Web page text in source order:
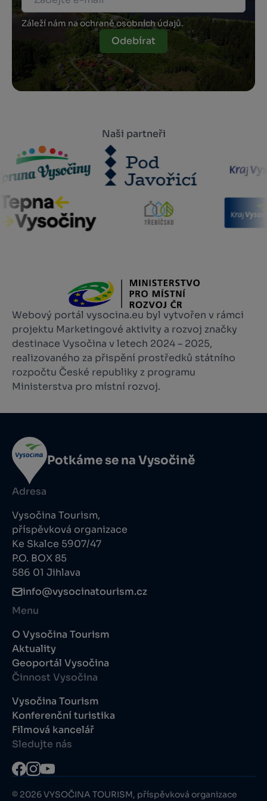
Záleží nám na ochraně osobních údajů.
Odebírat
Naši partneři
Webový portál vysocina.eu byl vytvořen v rámci
projektu Marketingové aktivity a rozvoj značky
destinace Vysočina v letech 2024 – 2025,
realizovaného za přispění prostředků státního
rozpočtu České republiky z programu
Ministerstva pro místní rozvoj.
Potkáme se na Vysočině
Adresa
Vysočina Tourism,
příspěvková organizace
Ke Skalce 5907/47
P.O. BOX 85
586 01 Jihlava
info@vysocinatourism.cz
Menu
O Vysočina Tourism
Aktuality
Geoportál Vysočina
Činnost Vysočina
Vysočina Tourism
Konferenční turistika
Filmová kancelář
Sledujte nás
© 2026 VYSOČINA TOURISM, příspěvková organizace